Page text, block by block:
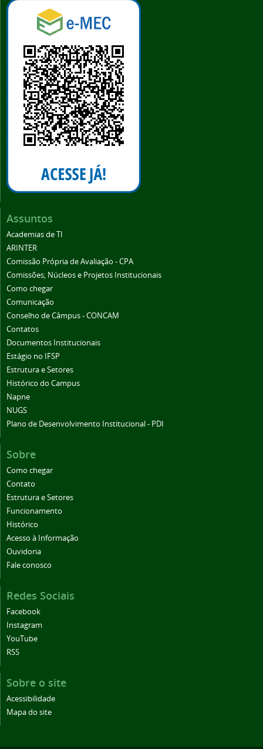
Assuntos
Academias de TI
ARINTER
Comissão Própria de Avaliação - CPA
Comissões, Núcleos e Projetos Institucionais
Como chegar
Comunicação
Conselho de Câmpus - CONCAM
Contatos
Documentos Institucionais
Estágio no IFSP
Estrutura e Setores
Histórico do Campus
Napne
NUGS
Plano de Desenvolvimento Institucional - PDI
Sobre
Como chegar
Contato
Estrutura e Setores
Funcionamento
Histórico
Acesso à Informação
Ouvidoria
Fale conosco
Redes Sociais
Facebook
Instagram
YouTube
RSS
Sobre o site
Acessibilidade
Mapa do site